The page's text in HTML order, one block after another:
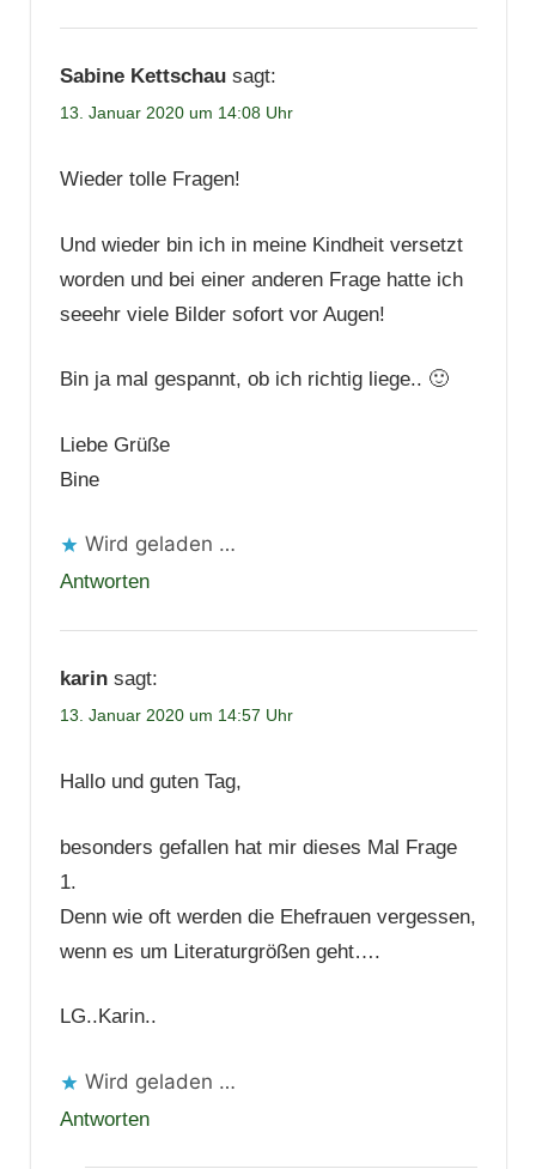
Sabine Kettschau sagt:
13. Januar 2020 um 14:08 Uhr
Wieder tolle Fragen!
Und wieder bin ich in meine Kindheit versetzt
worden und bei einer anderen Frage hatte ich
seeehr viele Bilder sofort vor Augen!
Bin ja mal gespannt, ob ich richtig liege.. 🙂
Liebe Grüße
Bine
Wird geladen …
Antworten
karin sagt:
13. Januar 2020 um 14:57 Uhr
Hallo und guten Tag,
besonders gefallen hat mir dieses Mal Frage
1.
Denn wie oft werden die Ehefrauen vergessen,
wenn es um Literaturgrößen geht….
LG..Karin..
Wird geladen …
Antworten